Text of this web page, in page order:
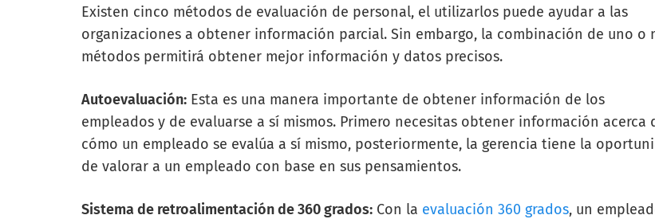
Existen cinco métodos de evaluación de personal, el utilizarlos puede ayudar a las
organizaciones a obtener información parcial. Sin embargo, la combinación de uno o
métodos permitirá obtener mejor información y datos precisos.
Autoevaluación: Esta es una manera importante de obtener información de los
empleados y de evaluarse a sí mismos. Primero necesitas obtener información acerca
cómo un empleado se evalúa a sí mismo, posteriormente, la gerencia tiene la
de valorar a un empleado con base en sus pensamientos.
Sistema de retroalimentación de 360 grados: Con la evaluación 360 grados, un